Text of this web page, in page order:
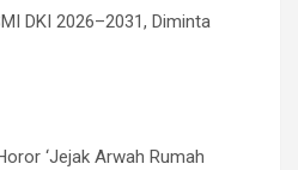
DKI 2026–2031, Diminta
‘Jejak Arwah Rumah